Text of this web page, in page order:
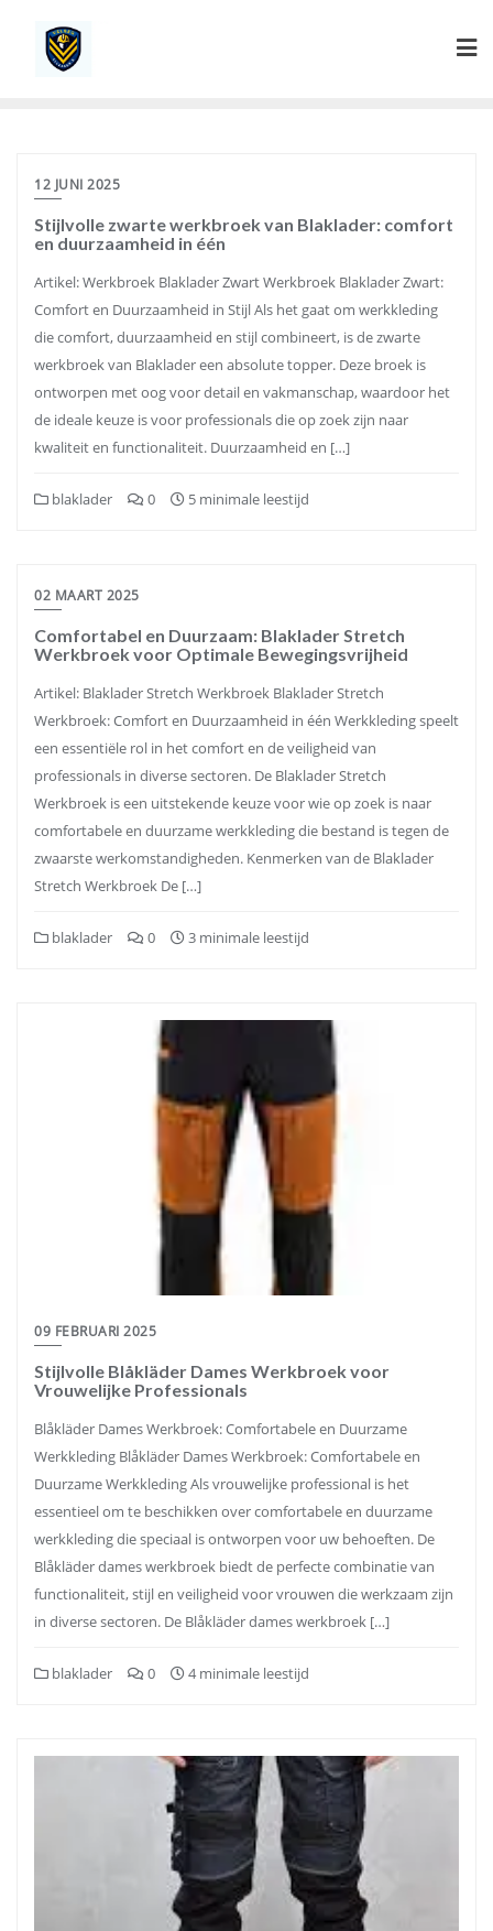
12 JUNI 2025
Stijlvolle zwarte werkbroek van Blaklader: comfort
en duurzaamheid in één
Artikel: Werkbroek Blaklader Zwart Werkbroek Blaklader Zwart:
Comfort en Duurzaamheid in Stijl Als het gaat om werkkleding
die comfort, duurzaamheid en stijl combineert, is de zwarte
werkbroek van Blaklader een absolute topper. Deze broek is
ontworpen met oog voor detail en vakmanschap, waardoor het
de ideale keuze is voor professionals die op zoek zijn naar
kwaliteit en functionaliteit. Duurzaamheid en […]
blaklader 0 5 minimale leestijd
02 MAART 2025
Comfortabel en Duurzaam: Blaklader Stretch
Werkbroek voor Optimale Bewegingsvrijheid
Artikel: Blaklader Stretch Werkbroek Blaklader Stretch
Werkbroek: Comfort en Duurzaamheid in één Werkkleding speelt
een essentiële rol in het comfort en de veiligheid van
professionals in diverse sectoren. De Blaklader Stretch
Werkbroek is een uitstekende keuze voor wie op zoek is naar
comfortabele en duurzame werkkleding die bestand is tegen de
zwaarste werkomstandigheden. Kenmerken van de Blaklader
Stretch Werkbroek De […]
blaklader 0 3 minimale leestijd
09 FEBRUARI 2025
Stijlvolle Blåkläder Dames Werkbroek voor
Vrouwelijke Professionals
Blåkläder Dames Werkbroek: Comfortabele en Duurzame
Werkkleding Blåkläder Dames Werkbroek: Comfortabele en
Duurzame Werkkleding Als vrouwelijke professional is het
essentieel om te beschikken over comfortabele en duurzame
werkkleding die speciaal is ontworpen voor uw behoeften. De
Blåkläder dames werkbroek biedt de perfecte combinatie van
functionaliteit, stijl en veiligheid voor vrouwen die werkzaam zijn
in diverse sectoren. De Blåkläder dames werkbroek […]
blaklader 0 4 minimale leestijd